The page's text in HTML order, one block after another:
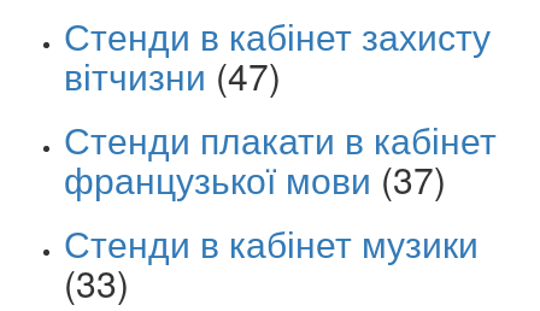
Стенди в кабінет захисту
вітчизни (47)
Стенди плакати в кабінет
французької мови (37)
Стенди в кабінет музики
(33)